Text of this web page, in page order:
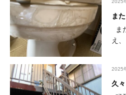
ま
2025
ま
感
ら
2025